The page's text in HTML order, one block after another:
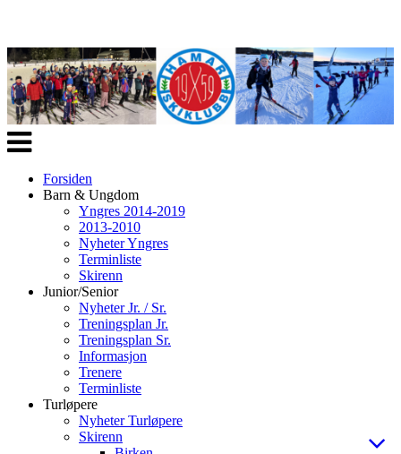
Veksle
navigasjon
Forsiden
Barn & Ungdom
Yngres 2014-2019
2013-2010
Nyheter Yngres
Terminliste
Skirenn
Junior/Senior
Nyheter Jr. / Sr.
Treningsplan Jr.
Treningsplan Sr.
Informasjon
Trenere
Terminliste
Turløpere
Nyheter Turløpere
Skirenn